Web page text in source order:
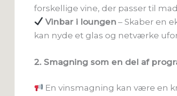
forskellige vine, der passer til
Vinbar i loungen – Skaber en
kan nyde et glas og netværke
2. Smagning som en del af
En vinsmagning kan være en